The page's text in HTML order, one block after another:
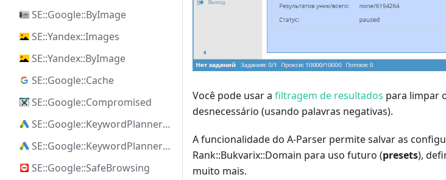
SE::Google::ByImage
SE::Yandex::Images
SE::Yandex::ByImage
SE::Google::Cache
SE::Google::Compromised
SE::Google::KeywordPlanner::Ideas
SE::Google::KeywordPlanner::SearchVolume
SE::Google::SafeBrowsing
Você pode usar a filtragem de resultados para limpar
desnecessário (usando palavras negativas).
A funcionalidade do A-Parser permite salvar as
Rank::Bukvarix::Domain para uso futuro (presets),
muito mais.